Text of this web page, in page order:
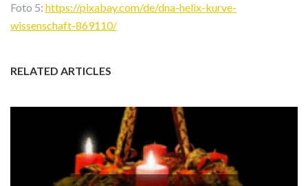
Foto 5: https://pixabay.com/de/dna-helix-kurve-
wissenschaft-869110/
RELATED ARTICLES